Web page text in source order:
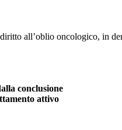
all’oblio oncologico, in
conclusione
attivo